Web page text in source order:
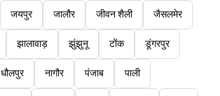
जयपुर जालौर जीवन शैली जैसलमेर
झालावाड़ झुंझुनू टोंक डूंगरपुर
धौलपुर नागौर पंजाब पाली